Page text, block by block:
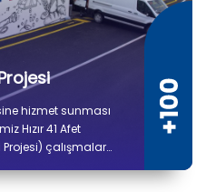
hizmet sunması
Hızır 41 Afet
Projesi) çalışmalar
gıda hazırlık,